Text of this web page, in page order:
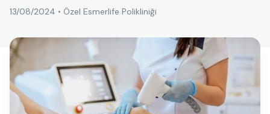
13/08/2024 • Özel Esmerlife Polikliniği